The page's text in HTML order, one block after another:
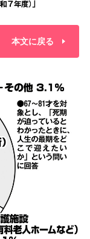
本文に戻る